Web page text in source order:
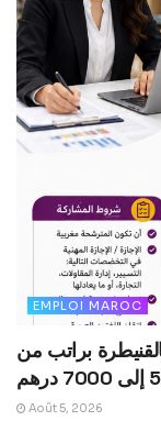
EMPLOI MAROC
بالقنيطرة براتب من
Août 5, 2026